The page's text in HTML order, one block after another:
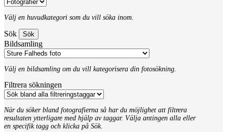
Välj en huvudkategori som du vill söka inom.
Sök
Bildsamling
Välj en bildsamling om du vill kategorisera din fotosökning.
Filtrera sökningen
När du söker bland fotografierna så har du möjlighet att filtrera
resultaten ytterligare med hjälp av taggar. Välja antingen alla eller
en specifik tagg och klicka på Sök.